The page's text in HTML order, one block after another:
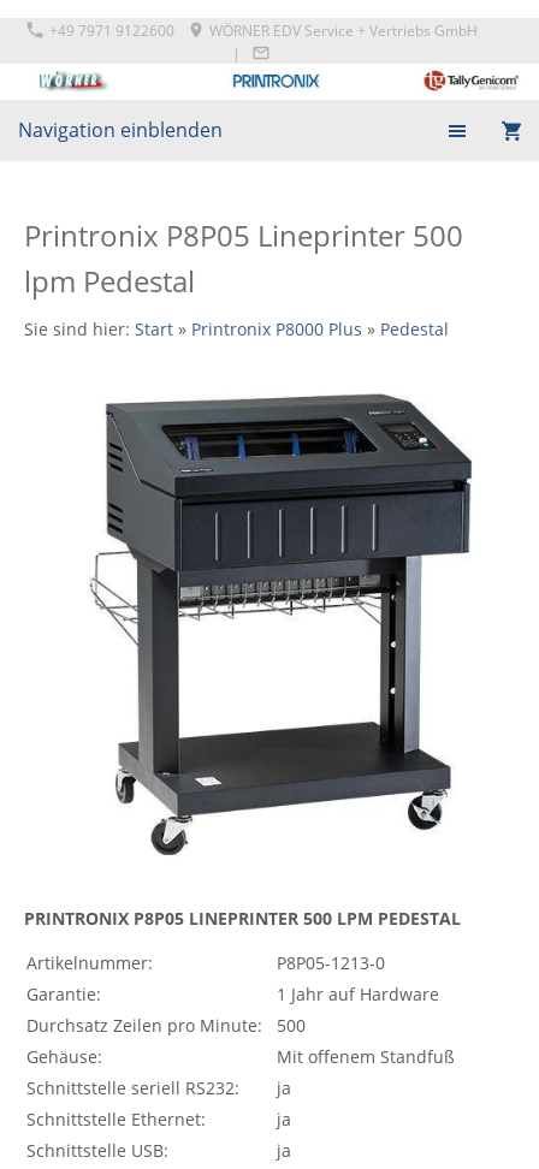
+49 7971 9122600
WÖRNER EDV Service + Vertriebs GmbH
|
Navigation einblenden
Printronix P8P05 Lineprinter 500
lpm Pedestal
Sie sind hier: Start » Printronix P8000 Plus » Pedestal
PRINTRONIX P8P05 LINEPRINTER 500 LPM PEDESTAL
Artikelnummer:
P8P05-1213-0
Garantie:
1 Jahr auf Hardware
Durchsatz Zeilen pro Minute:
500
Gehäuse:
Mit offenem Standfuß
Schnittstelle seriell RS232:
ja
Schnittstelle Ethernet:
ja
Schnittstelle USB:
ja